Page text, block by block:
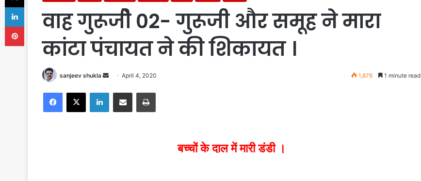
वाह गुरूजीे 02- गुरूजी और समूह ने मारा
कांटा पंचायत ने की शिकायत ।
sanjeev shukla
Send
email
April 4, 2020 1,876 1 minute read
Facebook
X LinkedInShare via Email Print
बच्चों के दाल में मारी डंडी ।
LinkedIn
Pinterest